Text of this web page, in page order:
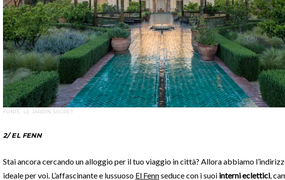
FONTE: LE JARDIN SECRET
2/ EL FENN
Stai ancora cercando un alloggio per il tuo viaggio in città? Allora abbiamo
ideale per voi. L’affascinante e lussuoso El Fennseduce con i suoi interni eclettici ,